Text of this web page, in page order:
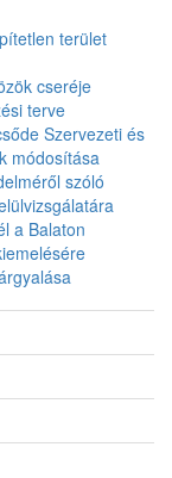
terület
cseréje
terve
Szervezeti és
módosítása
szóló
a Balaton